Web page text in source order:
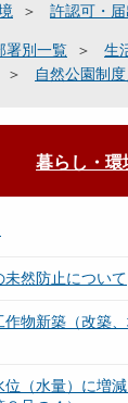
許認可・届
署別一覧 生
自然公園制
暮らし・環
未然防止について
作物新築（改築
位（水量）に増